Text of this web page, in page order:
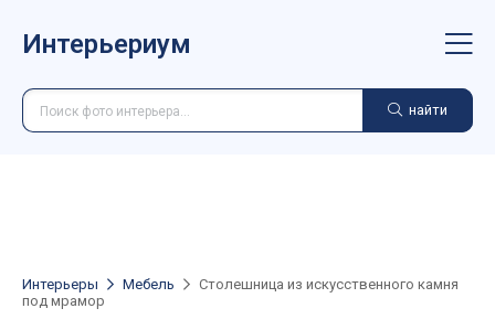
Интерьериум
найти
Интерьеры Мебель
Столешница из искусственного камня
под мрамор